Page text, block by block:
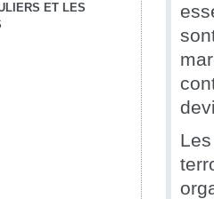
ET LES